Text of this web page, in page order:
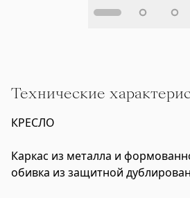
Технические
КРЕСЛО
Каркас из металла и
обивка из защитной